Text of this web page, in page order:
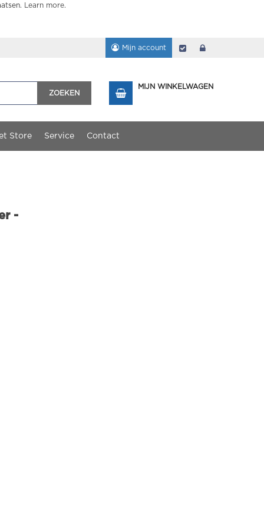
Learn more.
Mijn account Afrekenen
ZOEKEN
MIJN WINKELWAGEN
Store Service Contact
-